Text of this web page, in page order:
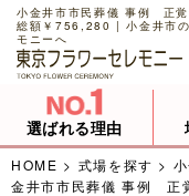
小金井市市民葬儀 事例 正
総額￥756,280 | 小金井市の
モニーへ
選ばれる理由
HOME > 式場を探す >
金井市市民葬儀 事例